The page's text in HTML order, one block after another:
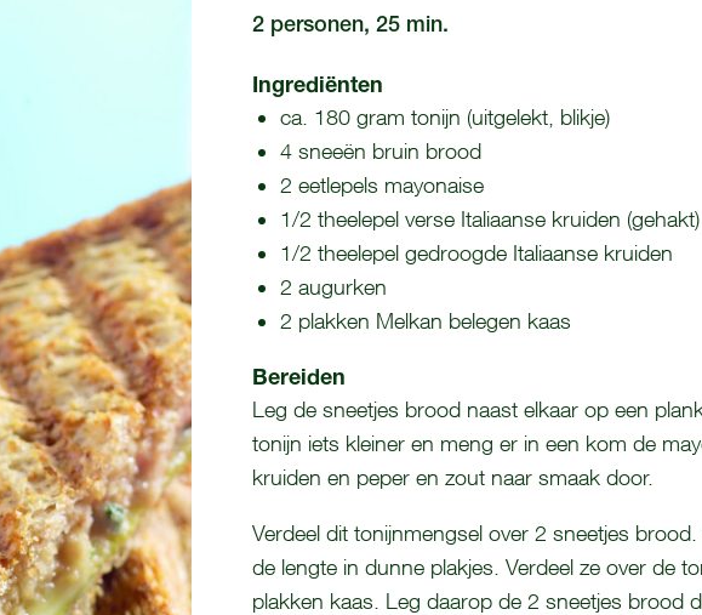
2 personen, 25 min.
Ingrediënten
ca. 180 gram tonijn (uitgelekt, blikje)
4 sneeën bruin brood
2 eetlepels mayonaise
1/2 theelepel verse Italiaanse kruiden
1/2 theelepel gedroogde Italiaanse kruiden
2 augurken
2 plakken Melkan belegen kaas
Bereiden
Leg de sneetjes brood naast elkaar op een
tonijn iets kleiner en meng er in een kom de
kruiden en peper en zout naar smaak door.
Verdeel dit tonijnmengsel over 2 sneetjes
de lengte in dunne plakjes. Verdeel ze over de
plakken kaas. Leg daarop de 2 sneetjes brood